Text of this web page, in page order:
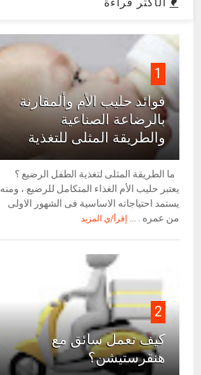
1
فوائد حليب الأم وألمقارنة
بالرضاعة الصناعية
والطريقة المثلى للتغذية
ما الطريقة المثلى لتغذية الطفل الرضيع ؟
يعتبر حليب الأم الغذاء المتكامل للرضيع ، ومنه
يستمد احتياجاته الاساسية فى الشهور الاولى
من عمره . ...
إقرأ/ي المزيد
2
كيف تعمل سائق مع
هنقرستيشن؟